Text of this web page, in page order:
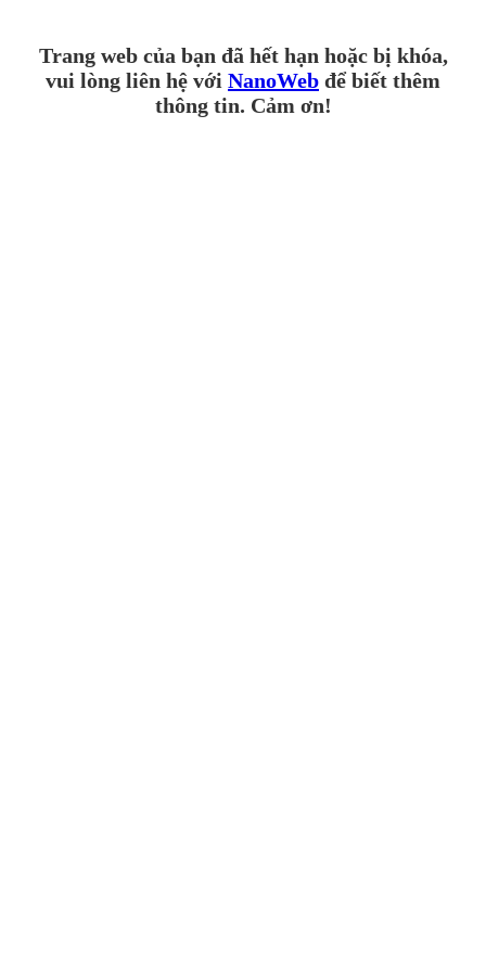
Trang web của bạn đã hết hạn hoặc bị khóa,
vui lòng liên hệ với NanoWeb để biết thêm
thông tin. Cảm ơn!